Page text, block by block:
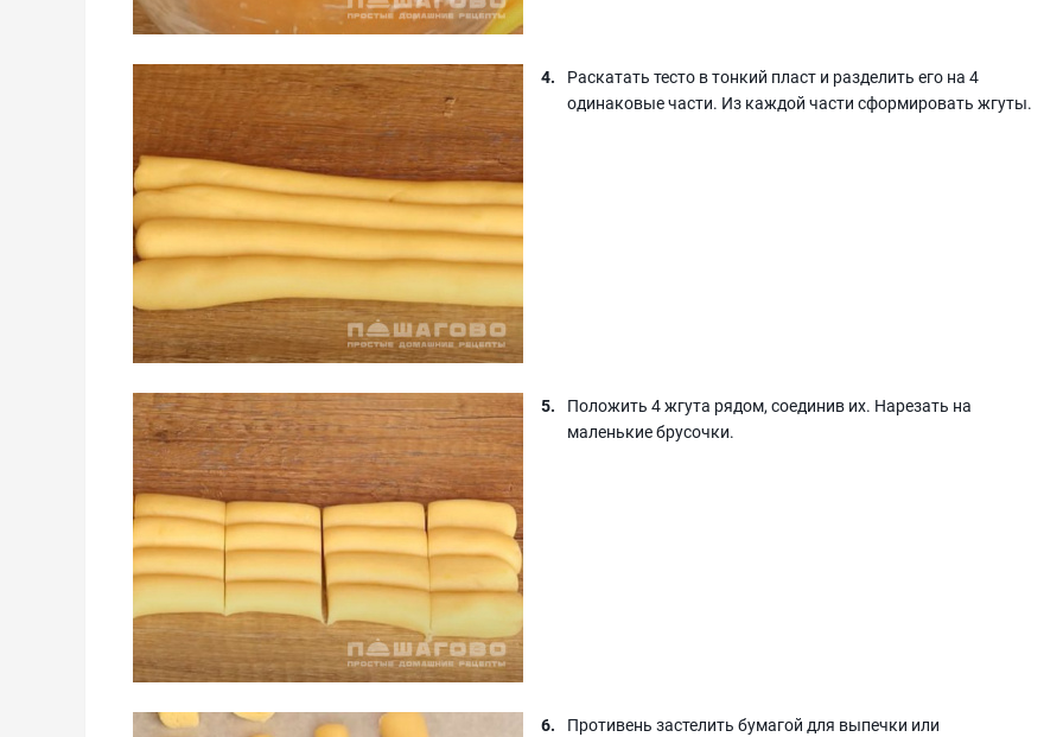
Раскатать тесто в тонкий пласт и разделить его на 4
одинаковые части. Из каждой части сформировать жгуты.
Положить 4 жгута рядом, соединив их. Нарезать на
маленькие брусочки.
Противень застелить бумагой для выпечки или